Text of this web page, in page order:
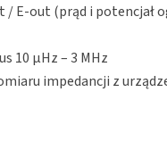
E-out (prąd i potencjał
10 µHz – 3 MHz
impedancji z